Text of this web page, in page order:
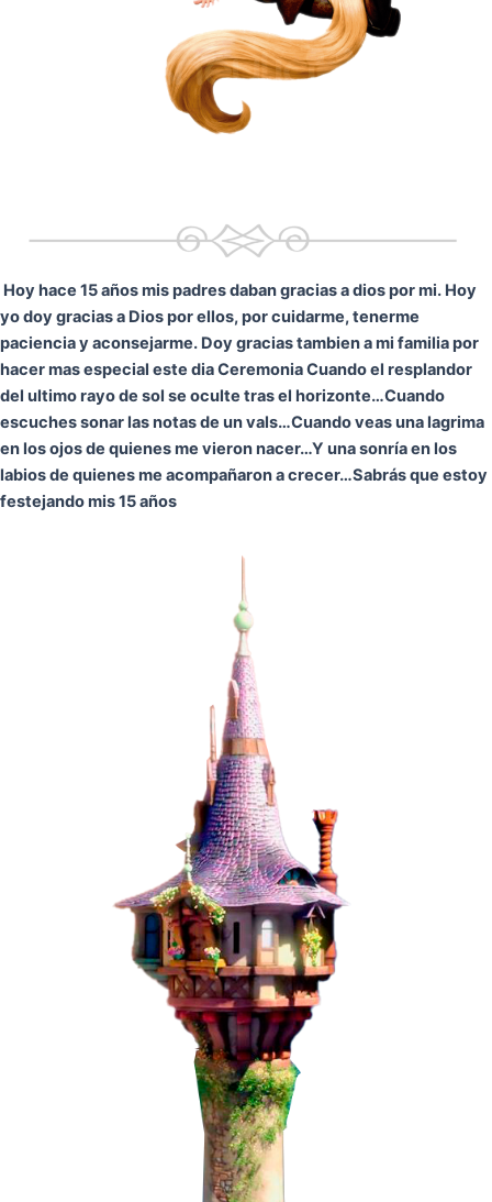
Hoy hace 15 años mis padres daban gracias a dios por mi. Hoy
yo doy gracias a Dios por ellos, por cuidarme, tenerme
paciencia y aconsejarme. Doy gracias tambien a mi familia por
hacer mas especial este dia CeremoniaCuando el resplandor
del ultimo rayo de sol se oculte tras el horizonte…Cuando
escuches sonar las notas de un vals…Cuando veas una lagrima
en los ojos de quienes me vieron nacer…Y una sonría en los
labios de quienes me acompañaron a crecer…Sabrás que estoy
festejando mis 15 años